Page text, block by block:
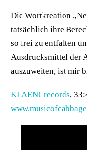
Die Wortkreation
tatsächlich ihre
so frei zu entfalten
Ausdrucksmittel der
auszuweiten, ist mir
KLAENGrecords,